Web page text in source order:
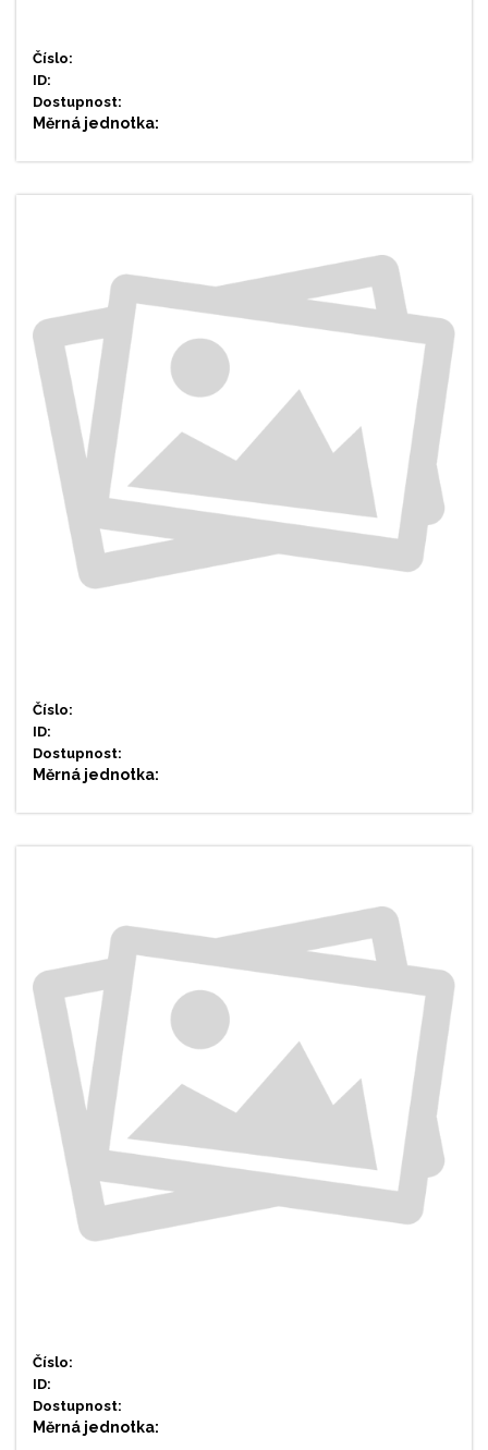
Číslo:
ID:
Dostupnost:
Měrná jednotka:
Číslo:
ID:
Dostupnost:
Měrná jednotka:
Číslo:
ID:
Dostupnost:
Měrná jednotka: